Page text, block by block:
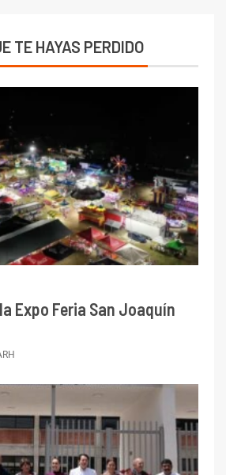
TE HAYAS PERDIDO
Expo Feria San Joaquín